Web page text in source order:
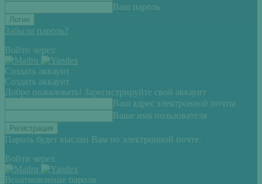
Ваш пароль
Забыли пароль?
Войти через:
Создать аккаунт
Создать аккаунт
Добро пожаловать! Зарегистрируйте свой аккаунт
Ваш адрес электронной почты
Ваше имя пользователя
Пароль будет выслан Вам по электронной почте.
Войти через:
Всоатновление пароля